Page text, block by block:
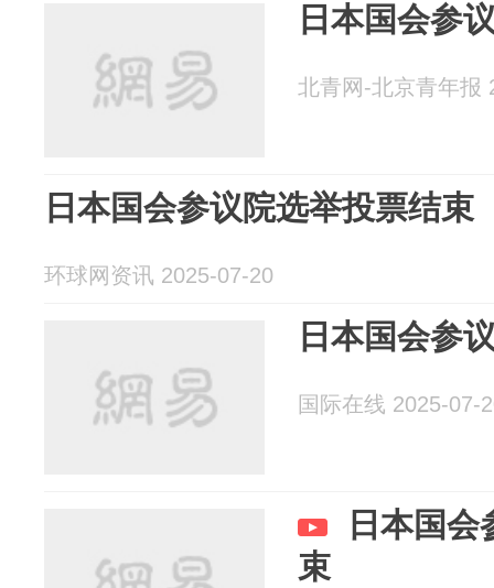
日本国会参
北青网-北京青年报
日本国会参议院选举投票结束
环球网资讯 2025-07-20
日本国会参
国际在线 2025-07-
日本国
束